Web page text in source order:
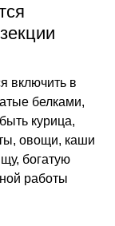
включить в
белками,
курица,
овощи, каши
богатую
работы